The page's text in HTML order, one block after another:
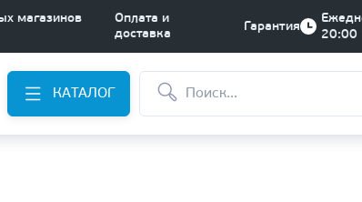
магазинов
Оплата и
доставка
Гарантия
20:00
КАТАЛОГ